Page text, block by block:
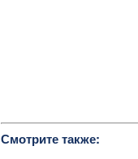
Смотрите также: